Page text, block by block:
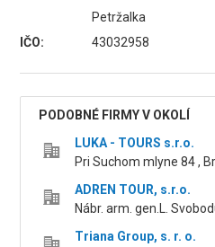
Petržalka
IČO:
43032958
PODOBNÉ FIRMY V OKOLÍ
LUKA - TOURS s.r.o.
Pri Suchom mlyne 84 ,
ADREN TOUR, s.r.o.
Nábr. arm. gen.L.
Triana Group, s. r. o.